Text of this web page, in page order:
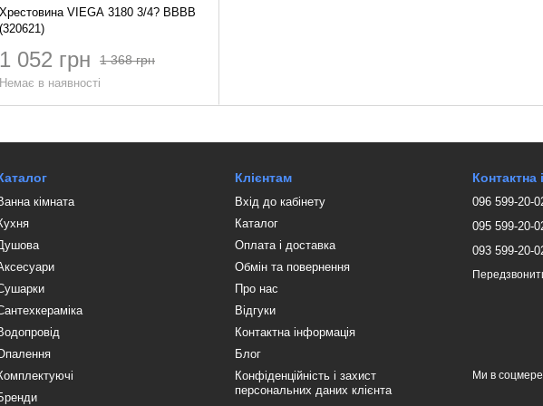
Хрестовина VIEGA 3180 3/4? ВВВВ
(320621)
1 368 грн
1 052 грн
Немає в наявності
кімната
Клієнтам
Вхід до кабінету
Каталог
Оплата і доставка
Обмін та повернення
Про нас
Відгуки
Контактна інформація
Блог
Конфіденційність і захист
персональних даних клієнта
Контактна
096 599-20-
095 599-20-
093 599-20-
Ми в